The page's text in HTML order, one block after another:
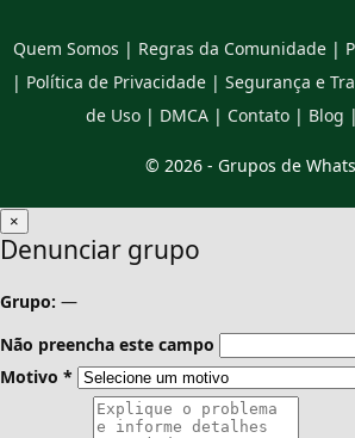
Quem Somos | Regras da Comunidade|
| Política de Privacidade | Segurança e
de Uso| DMCA| Contato| Blog |
© 2026 - Grupos de
×
Denunciar grupo
Grupo: —
Não preencha este campo
Motivo *